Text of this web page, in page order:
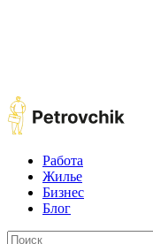
Работа
Жилье
Бизнес
Блог